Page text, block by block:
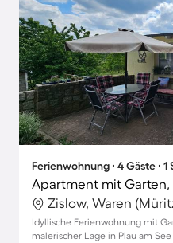
Ferienwohnung ∙ 4 Gäste ∙
Apartment mit Garten,
Zislow, Waren
Idyllische Ferienwohnung mit
malerischer Lage in Plau am See